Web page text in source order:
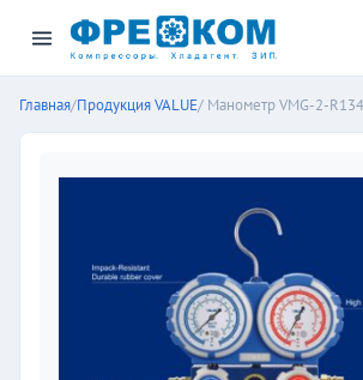
Главная/Продукция VALUE/ Манометр VMG-2-